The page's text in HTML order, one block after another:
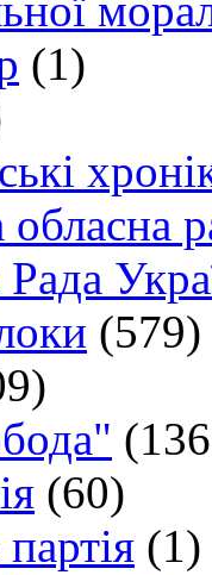
(1)
обласна
(579)
(60)
(1)